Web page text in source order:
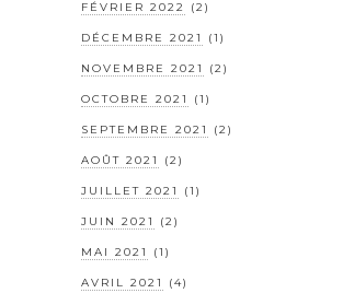
FÉVRIER 2022 (2)
DÉCEMBRE 2021 (1)
NOVEMBRE 2021 (2)
OCTOBRE 2021 (1)
SEPTEMBRE 2021 (2)
AOÛT 2021 (2)
JUILLET 2021 (1)
JUIN 2021 (2)
MAI 2021 (1)
AVRIL 2021 (4)